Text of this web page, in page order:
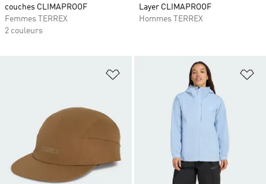
couches CLIMAPROOF
Femmes TERREX
2 couleurs
Layer CLIMAPROOF
Hommes TERREX
Ajouter à la Liste de produits